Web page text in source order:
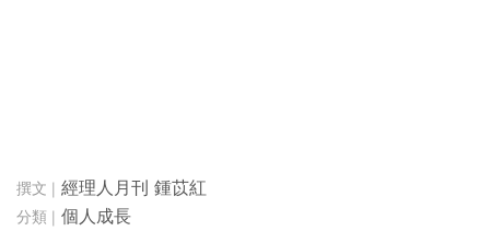
經理人月刊 鍾苡紅
個人成長